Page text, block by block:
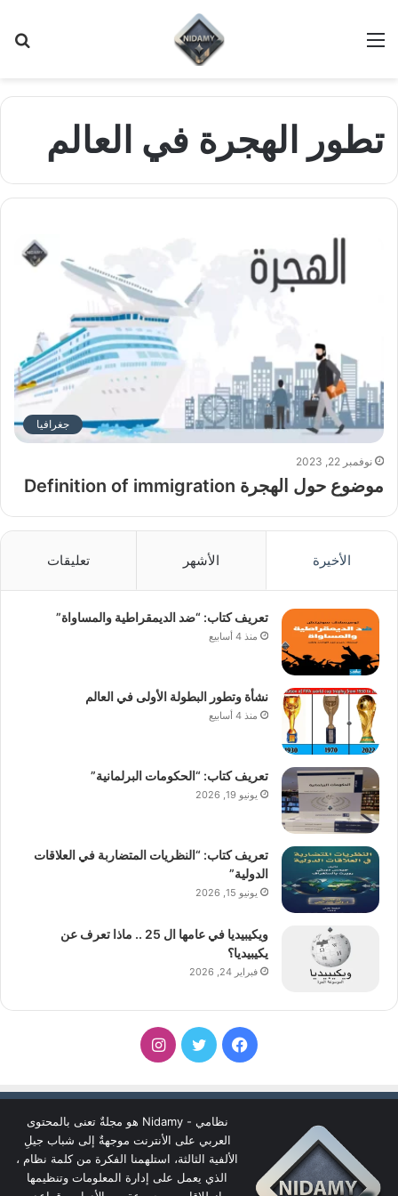
القائمة
تطور الهجرة في العالم
جغرافيا
نوفمبر 22, 2023
موضوع حول الهجرة Definition of immigration
الأخيرة الأشهر تعليقات
تعريف كتاب: “ضد الديمقراطية والمساواة”
منذ 4 أسابيع
نشأة وتطور البطولة الأولى في العالم
منذ 4 أسابيع
تعريف كتاب: “الحكومات البرلمانية”
يونيو 19, 2026
تعريف كتاب: “النظريات المتضاربة في العلاقات
الدولية”
يونيو 15, 2026
ويكيبيديا في عامها ال 25 .. ماذا تعرف عن
يكيبيديا؟
فبراير 24, 2026
فيسبوكتويتر انستقرام
نظامي - Nidamy هو مجلةٌ تعنى بالمحتوى
العربي على الأنترنت موجهةٌ إلى شباب جيلِ
الألفية الثالثة، استلهمنا الفكرة من كلمة نظام ،
الذي يعمل على إدارة المعلومات وتنظيمها